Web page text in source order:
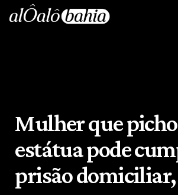
Mulher que
estátua pode
prisão domiciliar,